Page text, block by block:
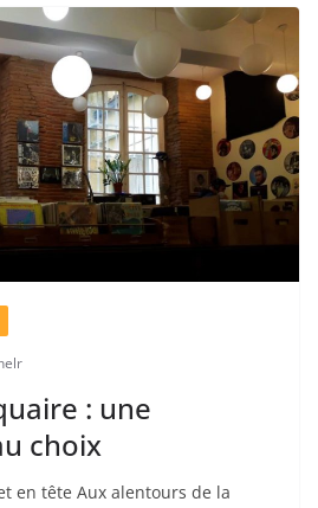
: une
choix
en tête Aux alentours de la